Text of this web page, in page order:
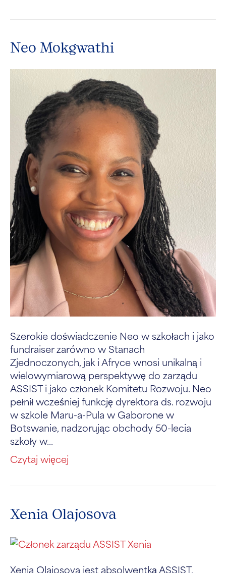
Neo Mokgwathi
Szerokie doświadczenie Neo w szkołach i jako
fundraiser zarówno w Stanach
Zjednoczonych, jak i Afryce wnosi unikalną i
wielowymiarową perspektywę do zarządu
ASSIST i jako członek Komitetu Rozwoju. Neo
pełnił wcześniej funkcję dyrektora ds. rozwoju
w szkole Maru-a-Pula w Gaborone w
Botswanie, nadzorując obchody 50-lecia
szkoły w...
Czytaj więcej
Xenia Olajosova
Xenia Olajosova jest absolwentką ASSIST,